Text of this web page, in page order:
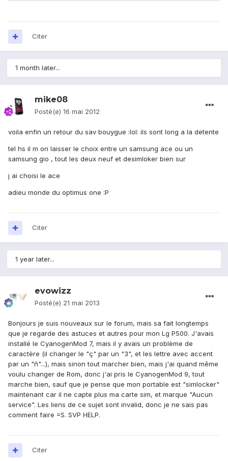
Citer
1 month later...
mike08
Posté(e) 16 mai 2012
voila enfin un retour du sav bouygue :lol: ils sont long a la detente
tel hs il m on laisser le choix entre un samsung ace ou un
samsung gio , tout les deux neuf et desimloker bien sur
j ai choisi le ace
adieu monde du optimus one :P
Citer
1 year later...
evowizz
Posté(e) 21 mai 2013
Bonjours je suis nouveaux sur le forum, mais sa fait longtemps
que je regarde des astuces et autres pour mon Lg P500. J'avais
installé le CyanogenMod 7, mais il y avais un problème de
caractère (il changer le "ç" par un "3", et les lettre avec accent
par un "ñ"...), mais sinon tout marcher bien, mais j'ai quand même
voulu changer de Rom, donc j'ai pris le CyanogenMod 9, tout
marche bien, sauf que je pense que mon portable est "simlocker"
maintenant car il ne capte plus ma carte sim, et marque "Aucun
service". Les liens de ce sujet sont invalid, donc je ne sais pas
comment faire =S. SVP HELP.
Citer